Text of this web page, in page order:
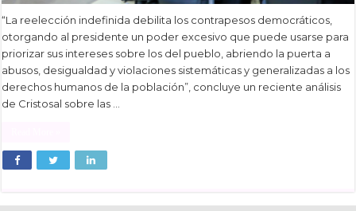
“La reelección indefinida debilita los contrapesos democráticos,
otorgando al presidente un poder excesivo que puede usarse para
priorizar sus intereses sobre los del pueblo, abriendo la puerta a
abusos, desigualdad y violaciones sistemáticas y generalizadas a los
derechos humanos de la población”, concluye un reciente análisis
de Cristosal sobre las …